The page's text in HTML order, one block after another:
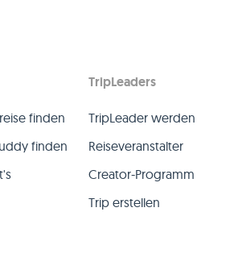
finden
finden
TripLeaders
TripLeader werden
Reiseveranstalter
Creator-Programm
Trip erstellen